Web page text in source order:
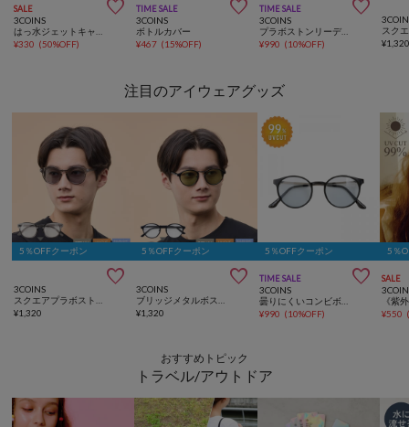
SALE 
3COINS
¥330 (50%OFF)
TIME SALE 
3COINS
ボトルカバー
¥467 (15%OFF)
TIME SALE 
3COINS
プラボストンリーディンググラス：+2.0
¥990 (10%OFF) ¥
注目のアイウェアグッズ
5％OFFクーポン

3COINS
¥1,320
5％OFFクーポン

3COINS
¥1,320
5％OFFクーポン
TIME SALE 
3COINS
¥990 (10%OFF)
5％
SALE
¥550
おすすめトピック
トラベル/アウトドア